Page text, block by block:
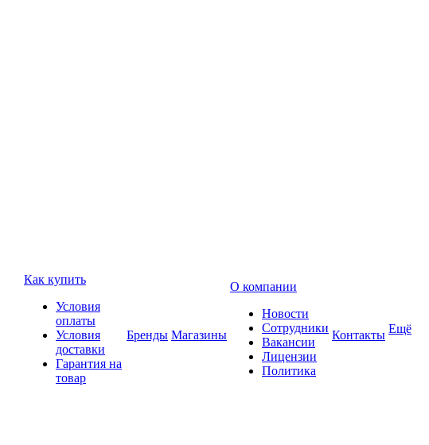
Как купить
Условия
оплаты
Условия
доставки
Гарантия на
товар
Бренды Магазины
О компании
Новости
Сотрудники
Вакансии
Лицензии
Политика
Контакты Ещё